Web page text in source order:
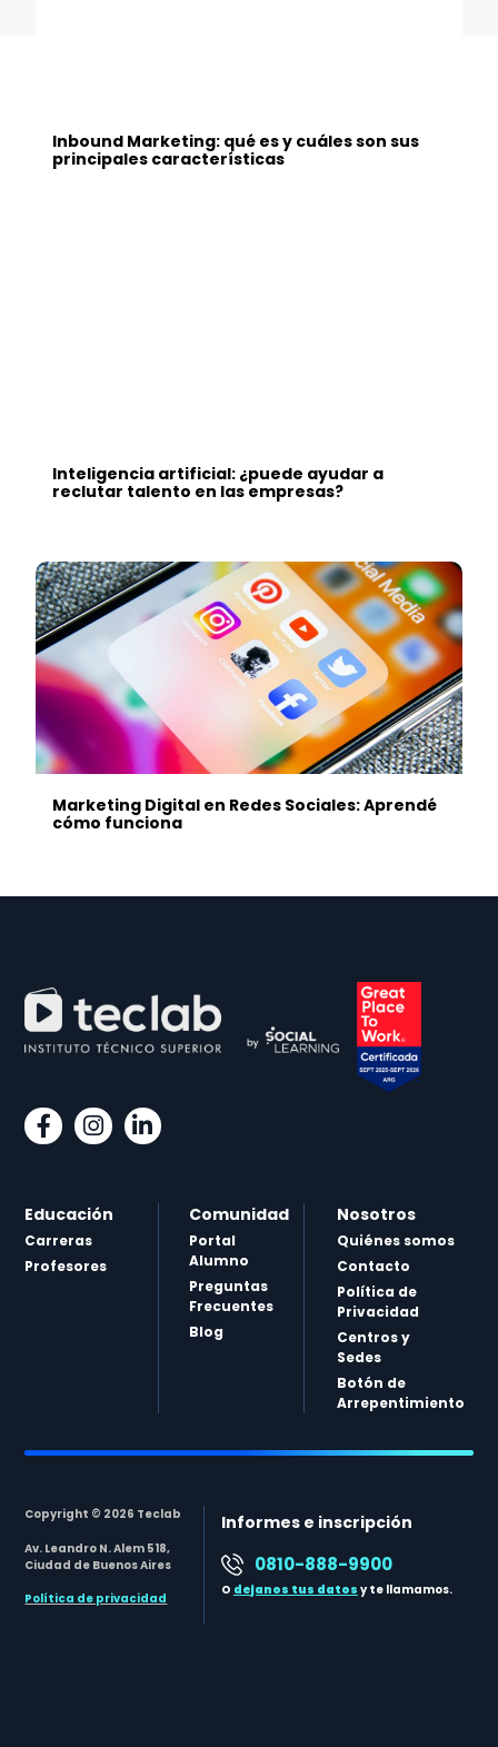
Inbound Marketing: qué es y cuáles son sus
principales características
Inteligencia artificial: ¿puede ayudar a
reclutar talento en las empresas?
Marketing Digital en Redes Sociales: Aprendé
cómo funciona
Educación
Carreras
Profesores
Comunidad
Portal
Alumno
Preguntas
Frecuentes
Blog
Nosotros
Quiénes somos
Contacto
Política de
Privacidad
Centros y
Sedes
Botón de
Arrepentimiento
Copyright © 2026 Teclab
Av. Leandro N. Alem 518,
Ciudad de Buenos Aires
Política de privacidad
Informes e inscripción
0810-888-9900
O dejanos tus datos y te llamamos.